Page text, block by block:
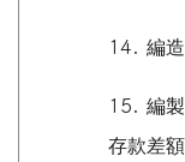
14. 編
15. 編
存款差